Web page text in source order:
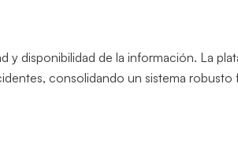
y disponibilidad de la información. La
consolidando un sistema robusto